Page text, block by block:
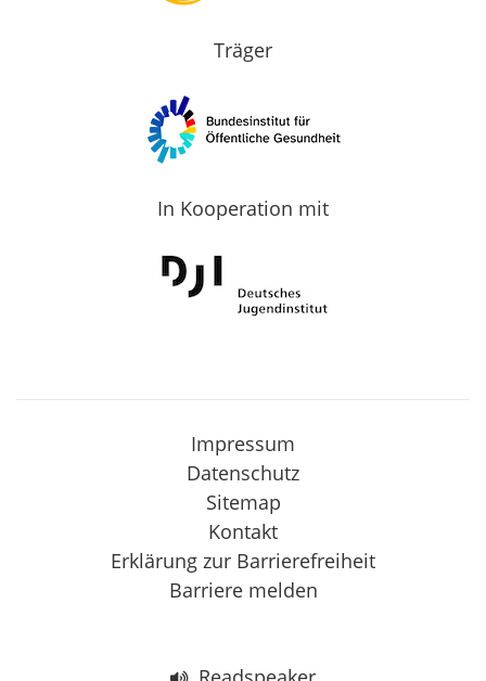
Träger
In Kooperation mit
Impressum
Datenschutz
Sitemap
Kontakt
Erklärung zur Barrierefreiheit
Barriere melden